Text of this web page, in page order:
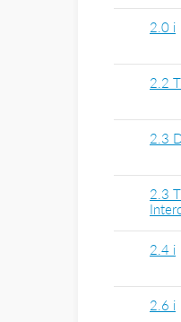
2.0 i
2.2
2.3
2.3
2.4 i
2.6 i